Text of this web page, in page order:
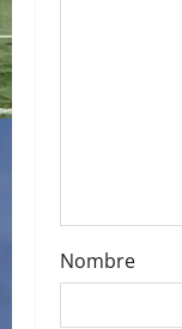
n
Nombre